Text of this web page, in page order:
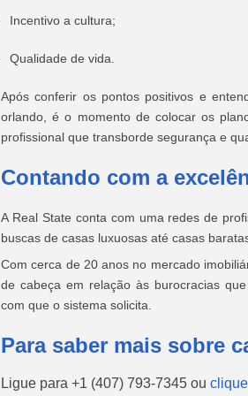
Incentivo a cultura;
Qualidade de vida.
Após conferir os pontos positivos e
orlando, é o momento de colocar os
profissional que transborde segurança e
Contando com a
A Real State conta com uma redes de
buscas de casas luxuosas até casas
Com cerca de 20 anos no mercado
de cabeça em relação às burocracias
com que o sistema solicita.
Para saber mais sobre
Ligue para +1 (407) 793-7345 ou